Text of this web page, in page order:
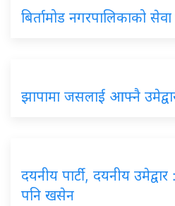
बिर्तामोड नगरपालिकाको
झापामा जसलाई आफ्नै
दयनीय पार्टी, दयनीय
पनि खसेन